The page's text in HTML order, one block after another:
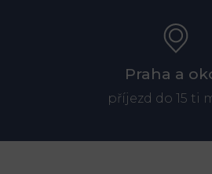
Praha a
příjezd do 15 ti